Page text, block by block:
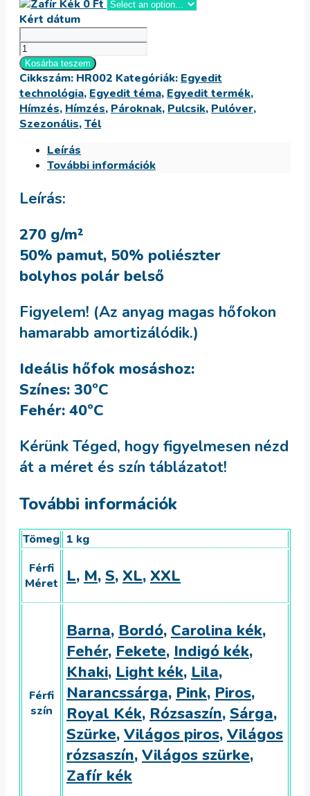
Kért dátum
Verdák
Páros
Kapucnis
Pulcsi
mennyiség
Kosárba teszem
Cikkszám: HR002 Kategóriák: Egyedit
technológia, Egyedit téma, Egyedit termék,
Hímzés, Hímzés, Pároknak, Pulcsik, Pulóver,
Szezonális,Tél
Leírás
További információk
Leírás:
270 g/m²
50% pamut, 50% poliészter
bolyhos polár belső
Figyelem! (Az anyag magas hőfokon
hamarabb amortizálódik.)
Ideális hőfok mosáshoz:
Színes: 30ºC
Fehér: 40ºC
Kérünk Téged, hogy figyelmesen nézd
át a méret és szín táblázatot!
További információk
Tömeg 1 kg
Férfi
Méret
L, M, S, XL, XXL
Férfi
szín
Barna, Bordó, Carolina kék,
Fehér, Fekete, Indigó kék,
Khaki, Light kék, Lila,
Narancssárga, Pink, Piros,
Royal Kék, Rózsaszín, Sárga,
Szürke, Világos piros, Világos
rózsaszín, Világos szürke,
Zafír kék